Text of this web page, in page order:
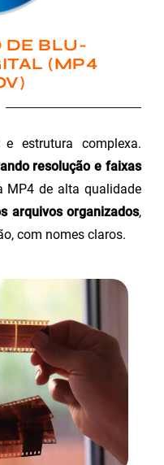
DE BLU-
(MP4
estrutura complexa.
resolução e faixas
MP4 de alta qualidade
arquivos organizados,
com nomes claros.